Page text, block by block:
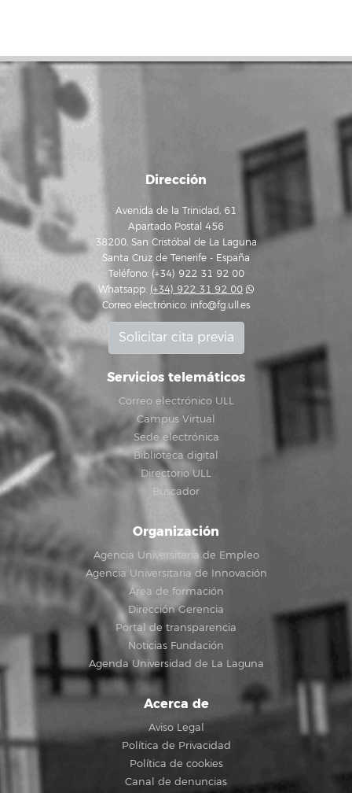
Dirección
Avenida de la Trinidad, 61
Apartado Postal 456
38200, San Cristóbal de La Laguna
Santa Cruz de Tenerife - España
Teléfono: (+34) 922 31 92 00
Whatsapp: (+34) 922 31 92 00
Correo electrónico: info@fg.ull.es
Solicitar cita previa
Servicios telemáticos
Correo electrónico ULL
Campus Virtual
Sede electrónica
Biblioteca digital
Directorio ULL
Buscador
Organización
Agencia Universitaria de Empleo
Agencia Universitaria de Innovación
Área de formación
Dirección Gerencia
Portal de transparencia
Noticias Fundación
Agenda Universidad de La Laguna
Acerca de
Aviso Legal
Política de Privacidad
Política de cookies
Canal de denuncias